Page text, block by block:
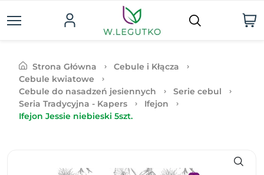
Strona Główna
Cebule i Kłącza
Cebule kwiatowe
Cebule do nasadzeń jesiennych
Serie cebul
Seria Tradycyjna - Kapers
Ifejon
Ifejon Jessie niebieski 5szt.